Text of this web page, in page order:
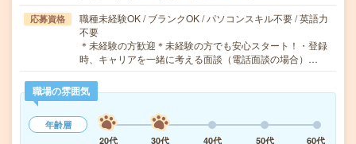
応募資格
職種未経験OK / ブランクOK / パソコンスキル不要 / 英語力
不要
＊未経験の方歓迎＊未経験の方でも安心スタート！・登録
時、キャリアを一緒に考える面談（電話面談の場合）…
職場の雰囲気
年齢層
20代
30代 40代 50代
60代